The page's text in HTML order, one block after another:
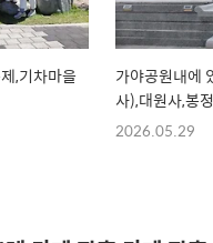
,기차마을
가야공원내에
사),대원사,봉정
2026.05.29